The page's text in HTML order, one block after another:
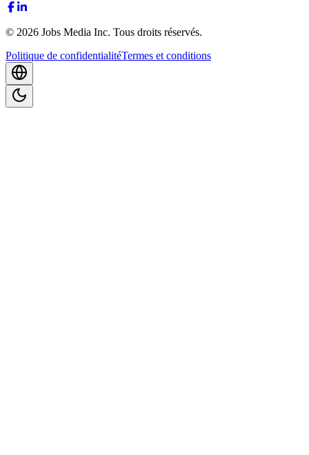
© 2026 Jobs Media Inc. Tous droits réservés.
Politique de confidentialitéTermes et conditions